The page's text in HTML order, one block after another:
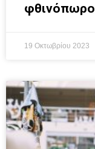
φθινόπωρο
19 Οκτωβρίου 2023